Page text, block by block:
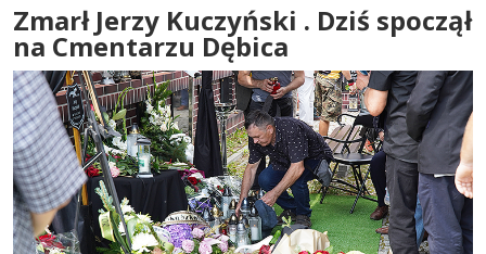
Zmarł Jerzy Kuczyński . Dziś spoczął
na Cmentarzu Dębica